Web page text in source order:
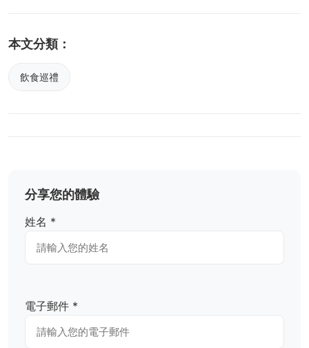
本文分類：
飲食巡禮
分享您的體驗
姓名 *
電子郵件 *